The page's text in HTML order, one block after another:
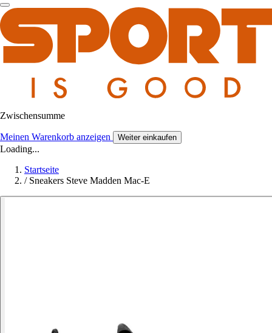
Zwischensumme
Meinen Warenkorb anzeigen Weiter einkaufen
Loading...
Startseite
/ Sneakers Steve Madden Mac-E